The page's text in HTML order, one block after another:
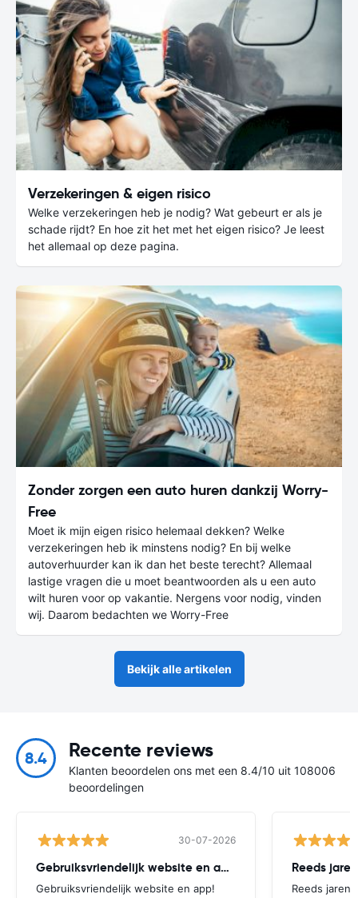
Verzekeringen & eigen risico
Welke verzekeringen heb je nodig? Wat gebeurt er als je
schade rijdt? En hoe zit het met het eigen risico? Je leest
het allemaal op deze pagina.
Zonder zorgen een auto huren dankzij Worry-
Free
Moet ik mijn eigen risico helemaal dekken? Welke
verzekeringen heb ik minstens nodig? En bij welke
autoverhuurder kan ik dan het beste terecht? Allemaal
lastige vragen die u moet beantwoorden als u een auto
wilt huren voor op vakantie. Nergens voor nodig, vinden
wij. Daarom bedachten we Worry-Free
Bekijk alle artikelen
8.4 Recente reviews
Klanten beoordelen ons met een 8.4/10 uit 108006
beoordelingen
30-07-2026
Gebruiksvriendelijk website en app!
Gebruiksvriendelijk website en app!
Reeds
Reeds jaren